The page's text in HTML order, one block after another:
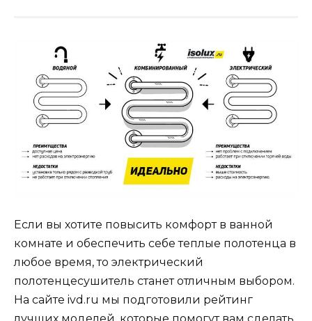
Если вы хотите повысить комфорт в ванной
комнате и обеспечить себе теплые полотенца в
любое время, то электрический
полотенцесушитель станет отличным выбором.
На сайте ivd.ru мы подготовили рейтинг